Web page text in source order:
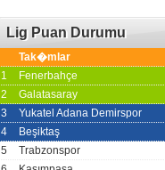
Lig Puan Durumu
Tak�mlar
1
Fenerbahçe
2
Galatasaray
3
Yukatel Adana Demirspor
4
Beşiktaş
5
Trabzonspor